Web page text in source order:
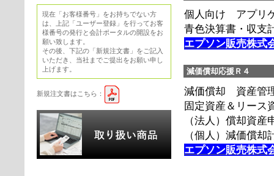
個人向け アプリ
青色決算書・収支
エプソン販売株
減価償却応援Ｒ４
減価償却 資産管
固定資産＆リース
（法人）償却資
（個人）減価償却
エプソン販売株
現在「お客様番号」をお持ちでない方
は、上記「ユーザー登録」を行ってお客
様番号の発行と会計ポータルの開設をお
願い致します。
その後、下記の「新規注文書」をご記入
いただき、当社までご提出をお願い申し
上げます。
新規注文書はこちら：